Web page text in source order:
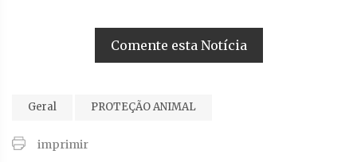
Comente esta Notícia
Geral PROTEÇÃO ANIMAL
imprimir